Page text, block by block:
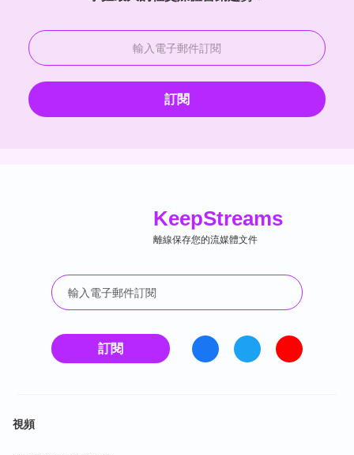
訂閱
KeepStreams
離線保存您的流媒體文件
訂閱
視頻